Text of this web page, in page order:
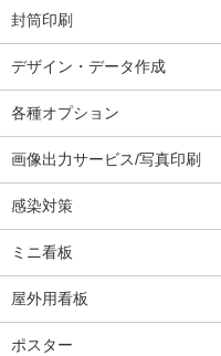
封筒印刷
デザイン・データ作成
各種オプション
画像出力サービス/写真印刷
感染対策
ミニ看板
屋外用看板
ポスター